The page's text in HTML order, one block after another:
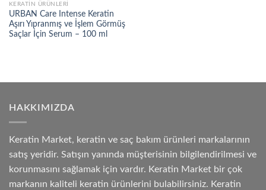
Add to
wishlist
KERATİN ÜRÜNLERİ
URBAN Care Intense Keratin
Aşırı Yıpranmış ve İşlem Görmüş
Saçlar İçin Serum – 100 ml
HAKKIMIZDA
Keratin Market, keratin ve saç bakım ürünleri markalarının
satış yeridir. Satışın yanında müşterisinin bilgilendirilmesi ve
korunmasını sağlamak için vardır. Keratin Market bir çok
markanın kaliteli keratin ürünlerini bulabilirsiniz. Keratin